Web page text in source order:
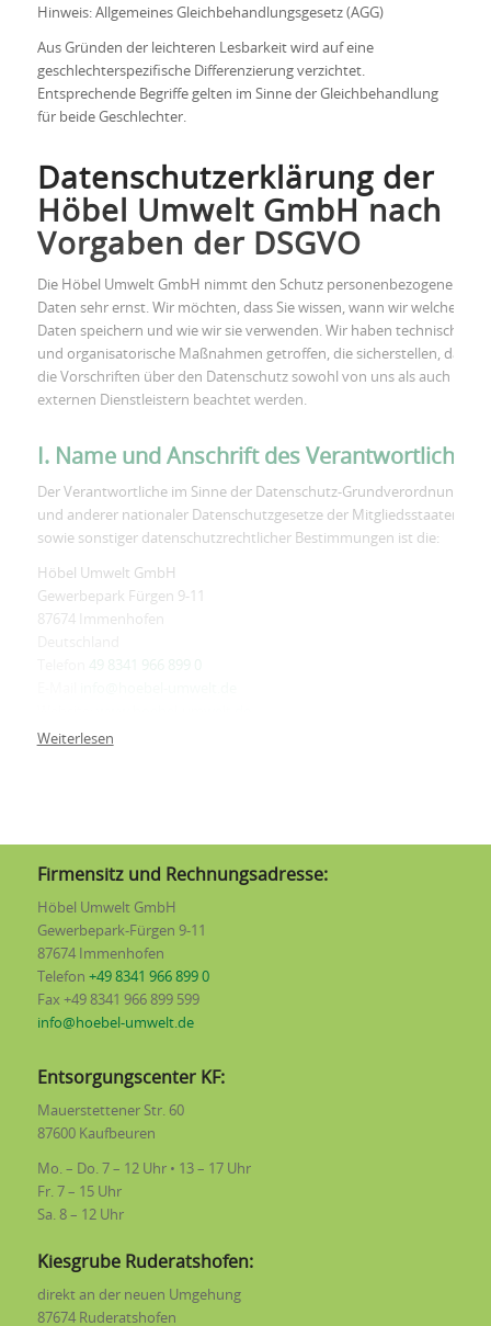
Hinweis: Allgemeines Gleichbehandlungsgesetz (AGG)
Aus Gründen der leichteren Lesbarkeit wird auf eine
geschlechterspezifische Differenzierung verzichtet.
Entsprechende Begriffe gelten im Sinne der Gleichbehandlung
für beide Geschlechter.
Datenschutzerklärung der
Höbel Umwelt GmbH nach
Vorgaben der DSGVO
Die Höbel Umwelt GmbH nimmt den Schutz personenbezogener
Daten sehr ernst. Wir möchten, dass Sie wissen, wann wir welche
Daten speichern und wie wir sie verwenden. Wir haben technische
und organisatorische Maßnahmen getroffen, die sicherstellen, dass
die Vorschriften über den Datenschutz sowohl von uns als auch von
externen Dienstleistern beachtet werden.
I. Name und Anschrift des Verantwortlichen
Der Verantwortliche im Sinne der Datenschutz-Grundverordnung
und anderer nationaler Datenschutzgesetze der Mitgliedsstaaten
sowie sonstiger datenschutzrechtlicher Bestimmungen ist die:
Höbel Umwelt GmbH
Gewerbepark Fürgen 9-11
87674 Immenhofen
Höbel Umwelt GmbH
Gewerbepark Fürgen
87674 Immenhofen
Deutschland
Telefon 49 8341 966 899 0
E-Maildatenschutz(at)hoebel-umwelt.de
Website:www.hoebel-umweltde
III. Allgemeines zur Datenverarbeitung
1. Umfang der Verarbeitung personenbezogener Daten
Nutzer grundsätzlich nur, soweit dies zur Bereitstellung einer
funktionsfähigen Website sowie unserer Inhalte und Leistungen
erforderlich ist. Die Erhebung und Verwendung personenbezogener
Nutzers. Eine Ausnahme gilt in solchen Fällen, in denen eine
vorherige Einholung einer Einwilligung aus tatsächlichen Gründen
nicht möglich ist und die Verarbeitung der Daten durch gesetzliche
Weiterlesen
Firmensitz und Rechnungsadresse:
Höbel Umwelt GmbH
Gewerbepark-Fürgen 9-11
87674 Immenhofen
Telefon +49 8341 966 899 0
Fax +49 8341 966 899 599
info@hoebel-umwelt.de
Entsorgungscenter KF:
Mauerstettener Str. 60
87600 Kaufbeuren
Mo. – Do. 7 – 12 Uhr • 13 – 17 Uhr
Fr. 7 – 15 Uhr
Sa. 8 – 12 Uhr
Kiesgrube Ruderatshofen:
direkt an der neuen Umgehung
87674 Ruderatshofen